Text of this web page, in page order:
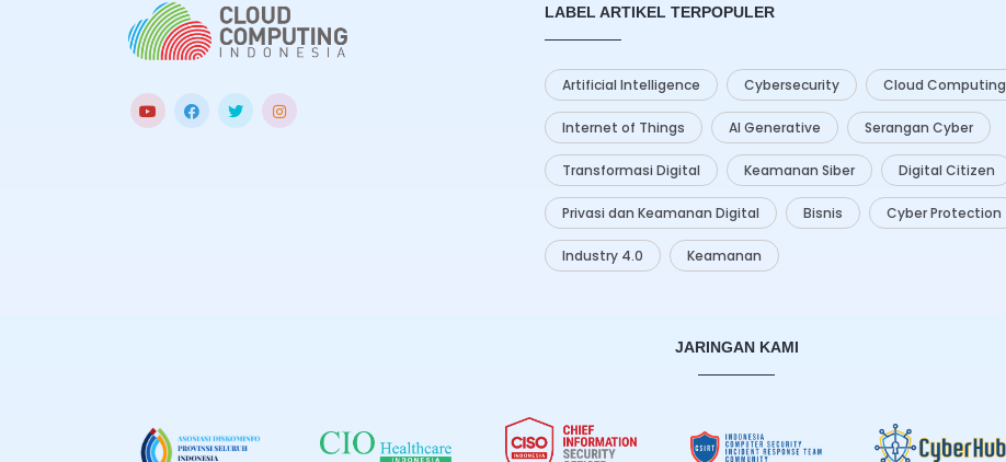
LABEL ARTIKEL TERPOPULER
Artificial Intelligence Cybersecurity Cloud Computing
Internet of Things AI Generative Serangan Cyber
Transformasi Digital Keamanan Siber Digital Citizen
Privasi dan Keamanan Digital Bisnis Cyber Protection
Industry 4.0 Keamanan
JARINGAN KAMI